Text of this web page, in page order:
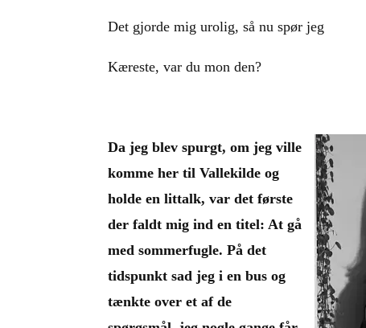
Det gjorde mig urolig, så nu spør jeg
Kæreste, var du mon den?
Da jeg blev spurgt, om jeg ville
komme her til Vallekilde og
holde en littalk, var det første
der faldt mig ind en titel: At gå
med sommerfugle. På det
tidspunkt sad jeg i en bus og
tænkte over et af de